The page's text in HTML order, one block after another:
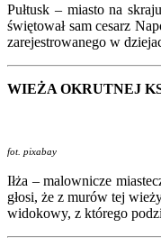
Pułtusk – miasto na
świętował sam cesarz
zarejestrowanego w
WIEŻA OKRUTNEJ
fot. pixabay
Iłża – malownicze
głosi, że z murów tej
widokowy, z którego